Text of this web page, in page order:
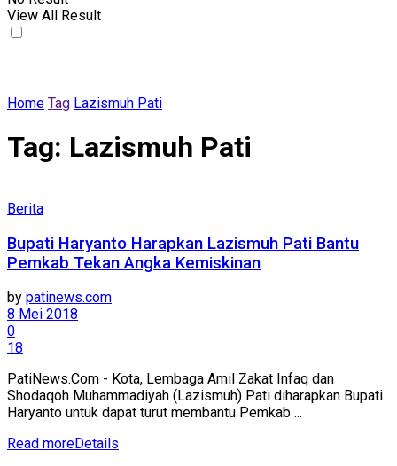
View All Result
Home Tag Lazismuh Pati
Tag: Lazismuh Pati
Berita
Bupati Haryanto Harapkan Lazismuh Pati Bantu
Pemkab Tekan Angka Kemiskinan
by patinews.com
8 Mei 2018
0
18
PatiNews.Com - Kota, Lembaga Amil Zakat Infaq dan
Shodaqoh Muhammadiyah (Lazismuh) Pati diharapkan Bupati
Haryanto untuk dapat turut membantu Pemkab ...
Read moreDetails